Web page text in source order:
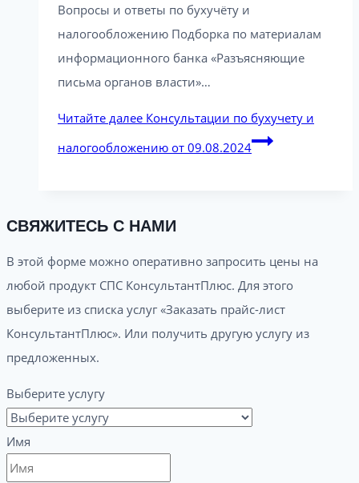
Вопросы и ответы по бухучёту и
налогообложению Подборка по материалам
информационного банка «Разъясняющие
письма органов власти»…
Читайте далее Консультации по бухучету и
налогообложению от 09.08.2024
СВЯЖИТЕСЬ С НАМИ
В этой форме можно оперативно запросить цены на
любой продукт СПС КонсультантПлюс. Для этого
выберите из списка услуг «Заказать прайс-лист
КонсультантПлюс». Или получить другую услугу из
предложенных.
Выберите услугу
Имя